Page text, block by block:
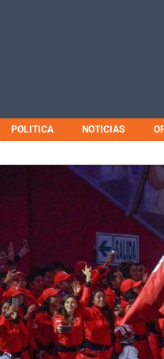
POLITICA NOTICIAS